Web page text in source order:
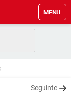
MENU
Seguinte